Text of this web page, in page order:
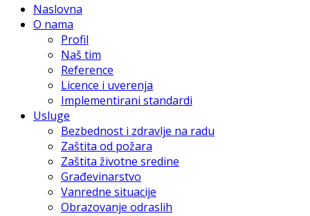
Naslovna
O nama
Profil
Naš tim
Reference
Licence i uverenja
Implementirani standardi
Usluge
Bezbednost i zdravlje na radu
Zaštita od požara
Zaštita životne sredine
Građevinarstvo
Vanredne situacije
Obrazovanje odraslih